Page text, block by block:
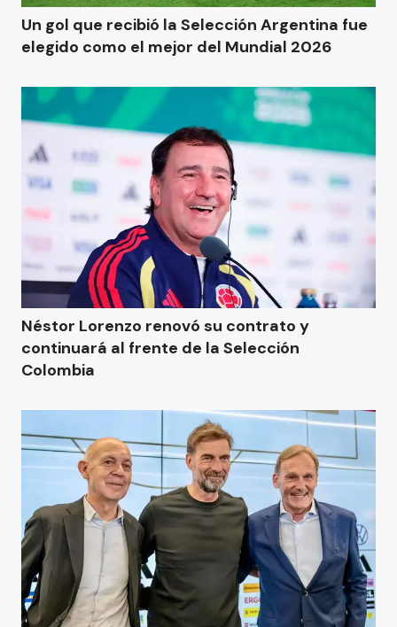
Un gol que recibió la Selección Argentina fue
elegido como el mejor del Mundial 2026
Néstor Lorenzo renovó su contrato y
continuará al frente de la Selección
Colombia